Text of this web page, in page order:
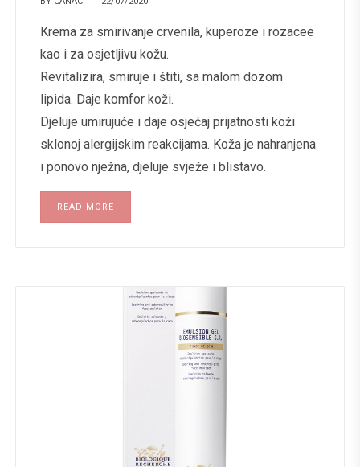
Krema za smirivanje crvenila, kuperoze i rozacee
kao i za osjetljivu kožu.
Revitalizira, smiruje i štiti, sa malom dozom
lipida. Daje komfor koži.
Djeluje umirujuće i daje osjećaj prijatnosti koži
sklonoj alergijskim reakcijama. Koža je nahranjena
i ponovo nježna, djeluje svježe i blistavo.
READ MORE